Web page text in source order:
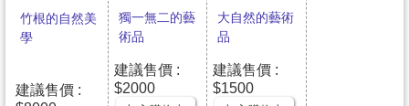
竹根的自然美
學
建議售價 :
獨一無二的藝
術品
建議售價 :
$2000
大自然的藝術
品
建議售價 :
$1500